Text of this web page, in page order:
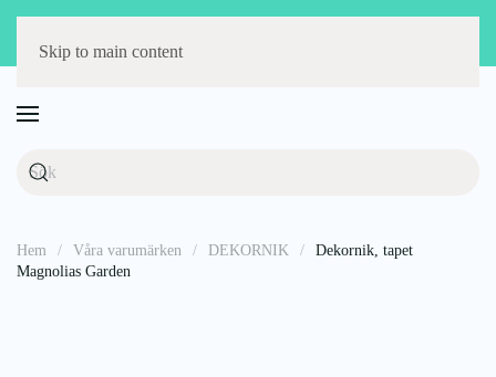
Skip to main content
Hem Våra varumärken DEKORNIK
Dekornik, tapet
Magnolias Garden